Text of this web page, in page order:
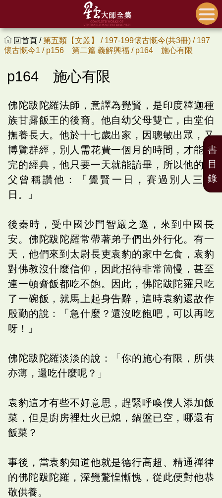
回首頁 /第五類【文叢】 / 197-199懷古慨今(共3冊) / 197
懷古慨今1 / p156 第二篇 義解興福 / p164 施心有限
p164 施心有限
佛陀跋陀羅法師，意譯為覺賢，是印度釋迦種
族甘露飯王的後裔。他自幼父母雙亡，由堂伯
撫養長大。他於十七歲出家，因聰敏出眾，又
博覽群經，別人需花費一個月的時間，才能讀
完的經典，他只要一天就能讀畢，所以他的師
父曾稱讚他：「覺賢一日，賽過別人三十
日。」
後秦時，受中國沙門智嚴之邀，來到中國長
安。佛陀跋陀羅常帶著弟子們出外行化。有一
天，他們來到太尉長吏袁豹的家中乞食，袁豹
對佛教沒什麼信仰，因此招待非常簡慢，甚至
連一頓齋飯都吃不飽。因此，佛陀跋陀羅只吃
了一碗飯，就馬上起身告辭，這時袁豹還故作
殷勤的說：「急什麼？還沒吃飽吧，可以再吃
呀！」
佛陀跋陀羅淡淡的說：「你的施心有限，所供
亦薄，還吃什麼呢？」
袁豹這才有些不好意思，趕緊呼喚僕人添加飯
菜，但是廚房裡灶火已熄，鍋盤已空，哪還有
飯菜？
事後，當袁豹知道他就是德行高超、精通禪律
的佛陀跋陀羅，深覺驚惶慚愧，從此便對他恭
敬供養。
書
目
錄